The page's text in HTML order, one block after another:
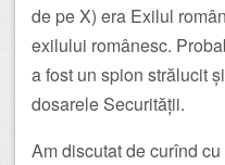
de pe X) era Exilul
exilului românesc.
a fost un spion strălucit
dosarele Securității.
Am discutat de curînd